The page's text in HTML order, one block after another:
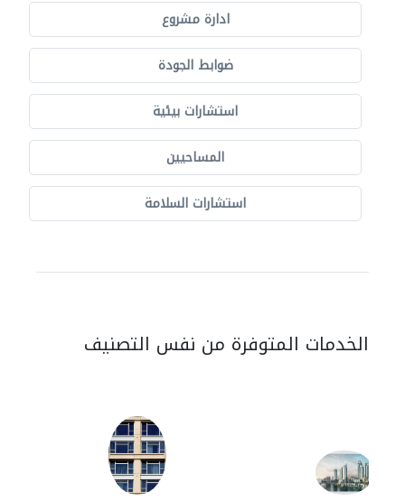
ادارة مشروع
ضوابط الجودة
استشارات بيئية
المساحيين
استشارات السلامة
الخدمات المتوفرة من نفس التصنيف